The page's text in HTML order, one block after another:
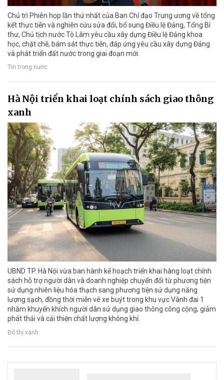
Chủ trì Phiên họp lần thứ nhất của Ban Chỉ đạo Trung ương về tổng
kết thực tiễn và nghiên cứu sửa đổi, bổ sung Điều lệ Đảng, Tổng Bí
thư, Chủ tịch nước Tô Lâm yêu cầu xây dựng Điều lệ Đảng khoa
học, chặt chẽ, bám sát thực tiễn, đáp ứng yêu cầu xây dựng Đảng
và phát triển đất nước trong giai đoạn mới.
Tin trong nước
Hà Nội triển khai loạt chính sách giao thông
xanh
UBND TP. Hà Nội vừa ban hành kế hoạch triển khai hàng loạt chính
sách hỗ trợ người dân và doanh nghiệp chuyển đổi từ phương tiện
sử dụng nhiên liệu hóa thạch sang phương tiện sử dụng năng
lượng sạch, đồng thời miễn vé xe buýt trong khu vực Vành đai 1
nhằm khuyến khích người dân sử dụng giao thông công cộng, giảm
phát thải và cải thiện chất lượng không khí.
Đô thị xanh